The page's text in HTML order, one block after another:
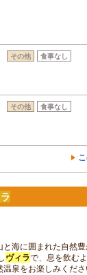
その他 食事なし
その他 食事なし
海に囲まれた自然豊
ヴィラで、息を飲む
泉をお楽しみくださ